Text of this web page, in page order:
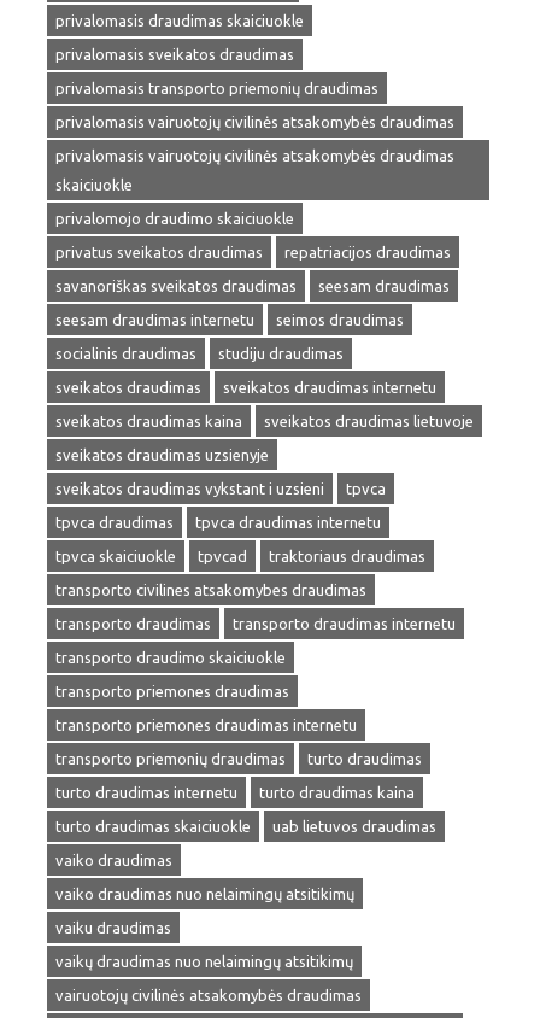
privalomasis draudimas skaiciuokle
privalomasis sveikatos draudimas
privalomasis transporto priemonių draudimas
privalomasis vairuotojų civilinės atsakomybės draudimas
privalomasis vairuotojų civilinės atsakomybės draudimas
skaiciuokle
privalomojo draudimo skaiciuokle
privatus sveikatos draudimas
repatriacijos draudimas
savanoriškas sveikatos draudimas
seesam draudimas
seesam draudimas internetu
seimos draudimas
socialinis draudimas
studiju draudimas
sveikatos draudimas
sveikatos draudimas internetu
sveikatos draudimas kaina
sveikatos draudimas lietuvoje
sveikatos draudimas uzsienyje
sveikatos draudimas vykstant i uzsieni
tpvca
tpvca draudimas
tpvca draudimas internetu
tpvca skaiciuokle
tpvcad
traktoriaus draudimas
transporto civilines atsakomybes draudimas
transporto draudimas
transporto draudimas internetu
transporto draudimo skaiciuokle
transporto priemones draudimas
transporto priemones draudimas internetu
transporto priemonių draudimas
turto draudimas
turto draudimas internetu
turto draudimas kaina
turto draudimas skaiciuokle
uab lietuvos draudimas
vaiko draudimas
vaiko draudimas nuo nelaimingų atsitikimų
vaiku draudimas
vaikų draudimas nuo nelaimingų atsitikimų
vairuotojų civilinės atsakomybės draudimas